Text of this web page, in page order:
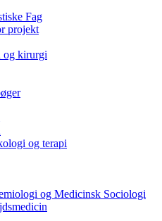
Fag
projekt
og kirurgi
og terapi
og Medicinsk Sociologi